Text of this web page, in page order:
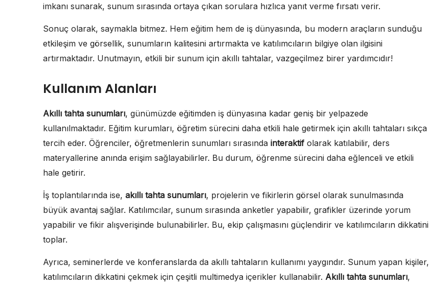
imkanı sunarak, sunum sırasında ortaya çıkan sorulara hızlıca yanıt verme fırsatı verir.
Sonuç olarak, saymakla bitmez. Hem eğitim hem de iş dünyasında, bu modern araçların sunduğu
etkileşim ve görsellik, sunumların kalitesini artırmakta ve katılımcıların bilgiye olan ilgisini
artırmaktadır. Unutmayın, etkili bir sunum için akıllı tahtalar, vazgeçilmez birer yardımcıdır!
Kullanım Alanları
Akıllı tahta sunumları, günümüzde eğitimden iş dünyasına kadar geniş bir yelpazede
kullanılmaktadır. Eğitim kurumları, öğretim sürecini daha etkili hale getirmek için akıllı tahtaları sıkça
tercih eder. Öğrenciler, öğretmenlerin sunumları sırasında interaktif olarak katılabilir, ders
materyallerine anında erişim sağlayabilirler. Bu durum, öğrenme sürecini daha eğlenceli ve etkili
hale getirir.
İş toplantılarında ise, akıllı tahta sunumları, projelerin ve fikirlerin görsel olarak sunulmasında
büyük avantaj sağlar. Katılımcılar, sunum sırasında anketler yapabilir, grafikler üzerinde yorum
yapabilir ve fikir alışverişinde bulunabilirler. Bu, ekip çalışmasını güçlendirir ve katılımcıların dikkatini
toplar.
Ayrıca, seminerlerde ve konferanslarda da akıllı tahtaların kullanımı yaygındır. Sunum yapan kişiler,
katılımcıların dikkatini çekmek için çeşitli multimedya içerikler kullanabilir. Akıllı tahta sunumları,